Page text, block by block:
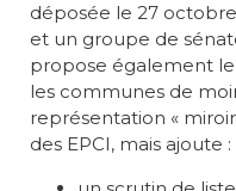
déposée le 27
et un groupe de
propose également
les communes de
représentation «
des EPCI, mais ajoute :